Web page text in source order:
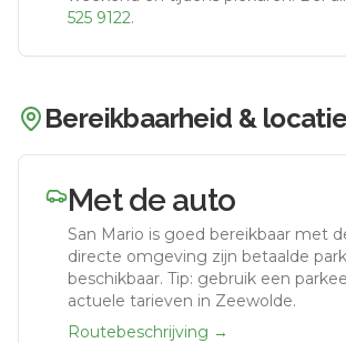
525 9122.
Bereikbaarheid & locatie
Met de auto
San Mario is goed bereikbaar met
directe omgeving zijn betaalde
beschikbaar. Tip: gebruik een
actuele tarieven in Zeewolde.
Routebeschrijving →